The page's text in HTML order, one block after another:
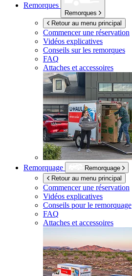
Remorques
Remorques
Retour au menu principal
Commencer une réservation
Vidéos explicatives
Conseils sur les remorques
FAQ
Attaches et accessoires
Remorquage
Remorquage
Retour au menu principal
Commencer une réservation
Vidéos explicatives
Conseils pour le remorquage
FAQ
Attaches et accessoires